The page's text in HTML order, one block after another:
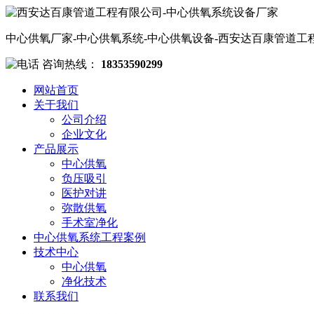
中心供氧厂家-中心供氧系统-中心供氧设备-西安达百康管道工
咨询热线： 18353590299
网站首页
关于我们
公司介绍
企业文化
产品展示
中心供氧
负压吸引
医护对讲
弥散供氧
手术室净化
中心供氧系统工程案例
技术中心
中心供氧
净化技术
联系我们